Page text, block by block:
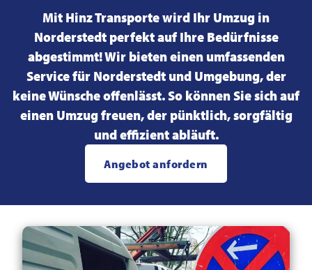
Mit Hinz Transporte wird Ihr Umzug in
Norderstedt perfekt auf Ihre Bedürfnisse
abgestimmt! Wir bieten einen umfassenden
Service für Norderstedt und Umgebung, der
keine Wünsche offenlässt. So können Sie sich auf
einen Umzug freuen, der pünktlich, sorgfältig
und effizient abläuft.
Angebot anfordern